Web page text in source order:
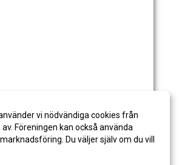
vi nödvändiga cookies från
Föreningen kan också använda
Du väljer själv om du vill